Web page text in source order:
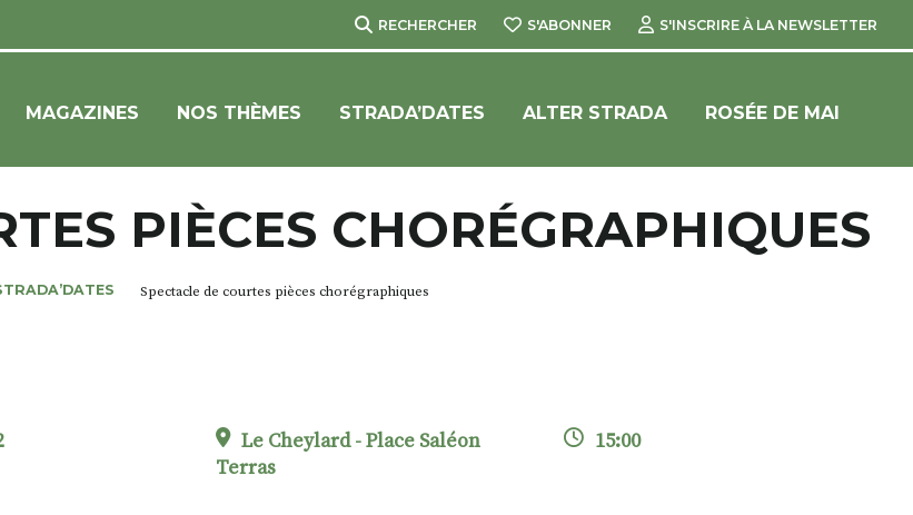
RECHERCHER S'ABONNER S'INSCRIRE À LA NEWSLETTER
MAGAZINES NOS THÈMES STRADA’DATES ALTER STRADA ROSÉE DE MAI
PIÈCES CHORÉGRAPHIQUES
Spectacle de courtes pièces chorégraphiques
Le Cheylard - Place Saléon
Terras
15:00